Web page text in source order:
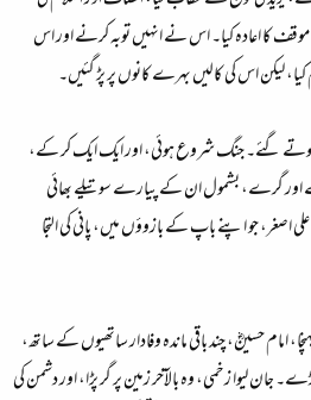
کا اعادہ کیا۔ اس نے انہیں توبہ کرنے اور اس
لیکن اس کی کالیں بہرے کانوں پر پڑ گئیں۔
گئے۔ جنگ شروع ہوئی، اور ایک ایک کر کے،
گرے، بشمول ان کے پیارے سوتیلے بھائی
جو اپنے باپ کے بازوؤں میں، پانی کی التجا
حسینؓ، چند باقی ماندہ وفادار ساتھیوں کے ساتھ،
لیوا زخمی، وہ بالآخر زمین پر گر پڑا، اور دشمن کی